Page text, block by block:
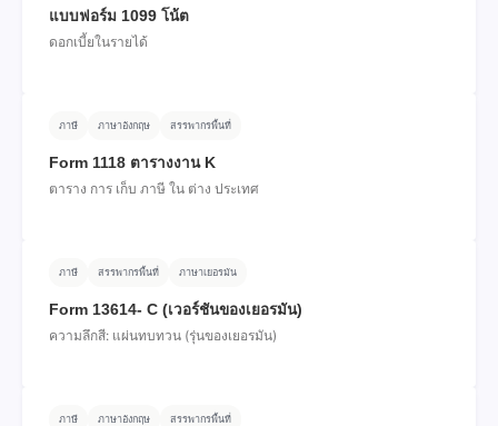
แบบฟอร์ม 1099 โน้ต
ดอกเบี้ยในรายได้
ภาษี ภาษาอังกฤษ สรรพากรพื้นที่
Form 1118 ตารางงาน K
ตาราง การ เก็บ ภาษี ใน ต่าง ประเทศ
ภาษี สรรพากรพื้นที่ ภาษาเยอรมัน
Form 13614- C (เวอร์ชันของเยอรมัน)
ความลึกสี: แผ่นทบทวน (รุ่นของเยอรมัน)
ภาษี ภาษาอังกฤษ สรรพากรพื้นที่